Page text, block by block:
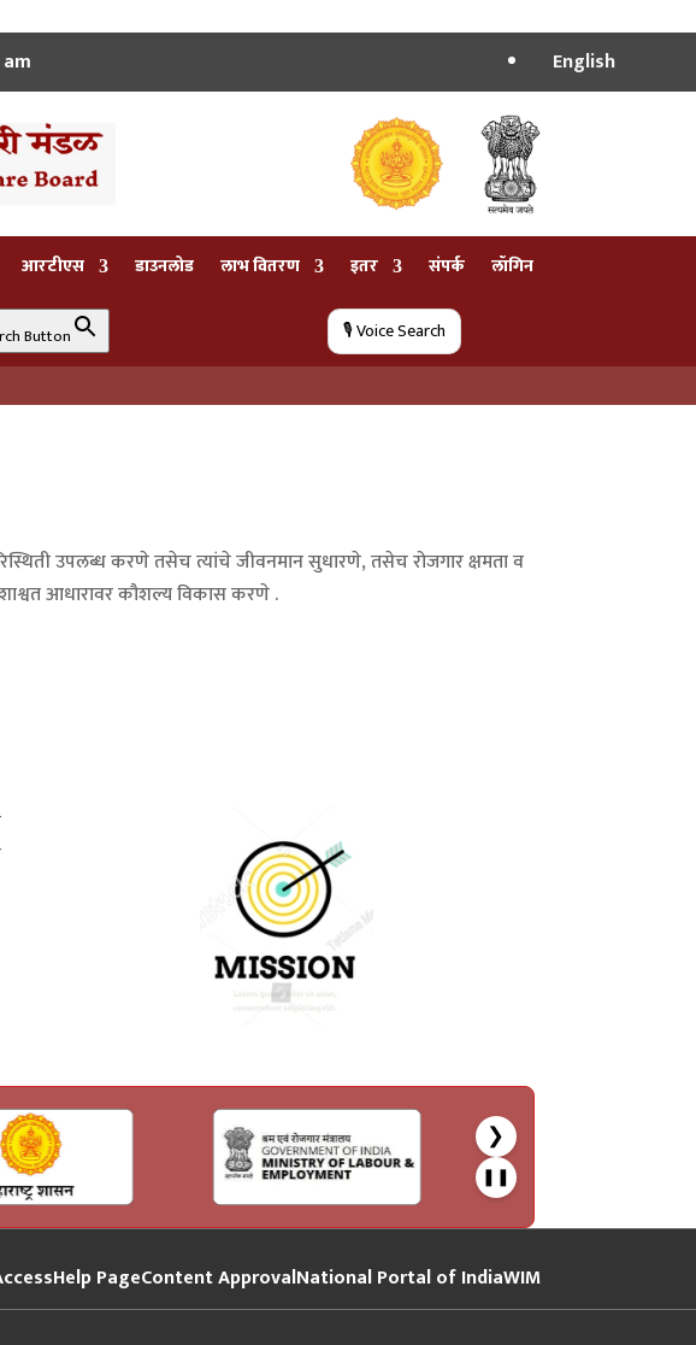
English
आरटीएस डाउनलोड लाभ वितरण इतर संपर्क लॉगिन
Button 🎙️ Voice Search
उपलब्ध करणे तसेच त्यांचे जीवनमान सुधारणे, तसेच रोजगार क्षमता व
शाश्वत आधारावर कौशल्य विकास करणे .
❯
❚❚
Help PageContent ApprovalNational Portal of IndiaWIM